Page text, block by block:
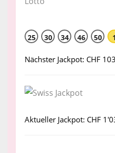
25 30 34 46 50 1
Nächster Jackpot: CHF
Aktueller Jackpot: CHF